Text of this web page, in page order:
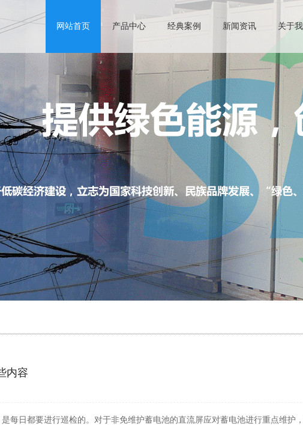
网站首页 产品中心 经典案例 新闻资讯 关于
内容
每日都要进行巡检的。对于非免维护蓄电池的直流屏应对蓄电池进行重点维护